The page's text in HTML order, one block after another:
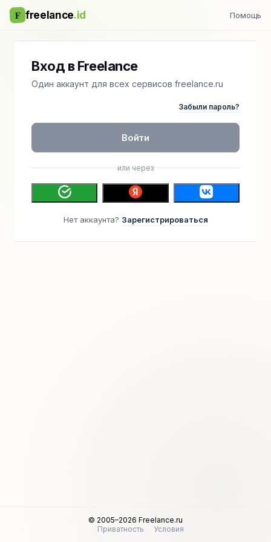
F freelance.id Помощь
Вход в Freelance
Один аккаунт для всех сервисов freelance.ru
Забыли пароль?
Войти
или через
Нет аккаунта? Зарегистрироваться
© 2005–2026 Freelance.ru
Приватность
Условия